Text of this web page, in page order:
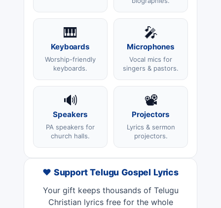
🎹
Keyboards
Worship-friendly
keyboards.
🎤
Microphones
Vocal mics for
singers & pastors.
🔊
Speakers
PA speakers for
church halls.
📽️
Projectors
Lyrics & sermon
projectors.
❤️ Support Telugu Gospel Lyrics
Your gift keeps thousands of Telugu
Christian lyrics free for the whole